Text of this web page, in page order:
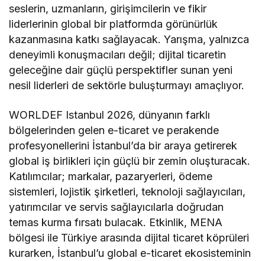
seslerin, uzmanların, girişimcilerin ve fikir
liderlerinin global bir platformda görünürlük
kazanmasına katkı sağlayacak. Yarışma, yalnızca
deneyimli konuşmacıları değil; dijital ticaretin
geleceğine dair güçlü perspektifler sunan yeni
nesil liderleri de sektörle buluşturmayı amaçlıyor.
WORLDEF Istanbul 2026, dünyanın farklı
bölgelerinden gelen e-ticaret ve perakende
profesyonellerini İstanbul’da bir araya getirerek
global iş birlikleri için güçlü bir zemin oluşturacak.
Katılımcılar; markalar, pazaryerleri, ödeme
sistemleri, lojistik şirketleri, teknoloji sağlayıcıları,
yatırımcılar ve servis sağlayıcılarla doğrudan
temas kurma fırsatı bulacak. Etkinlik, MENA
bölgesi ile Türkiye arasında dijital ticaret köprüleri
kurarken, İstanbul’u global e-ticaret ekosisteminin